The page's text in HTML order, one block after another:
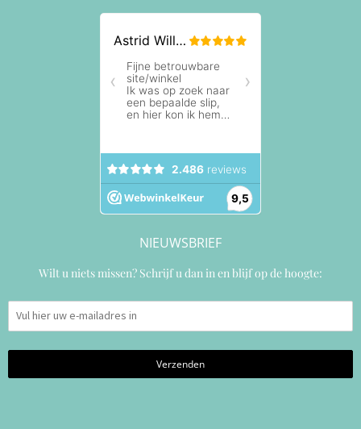
NIEUWSBRIEF
Wilt u niets missen? Schrijf u dan in en blijf op de hoogte: